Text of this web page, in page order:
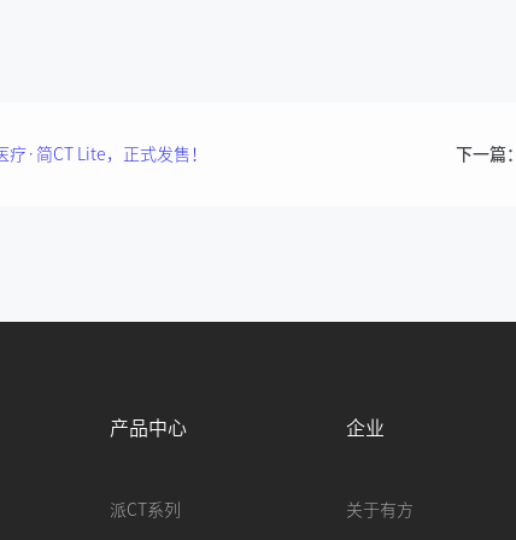
疗·简CT Lite，正式发售！ 下一篇：
产品中心
派CT系列
企业
关于有方